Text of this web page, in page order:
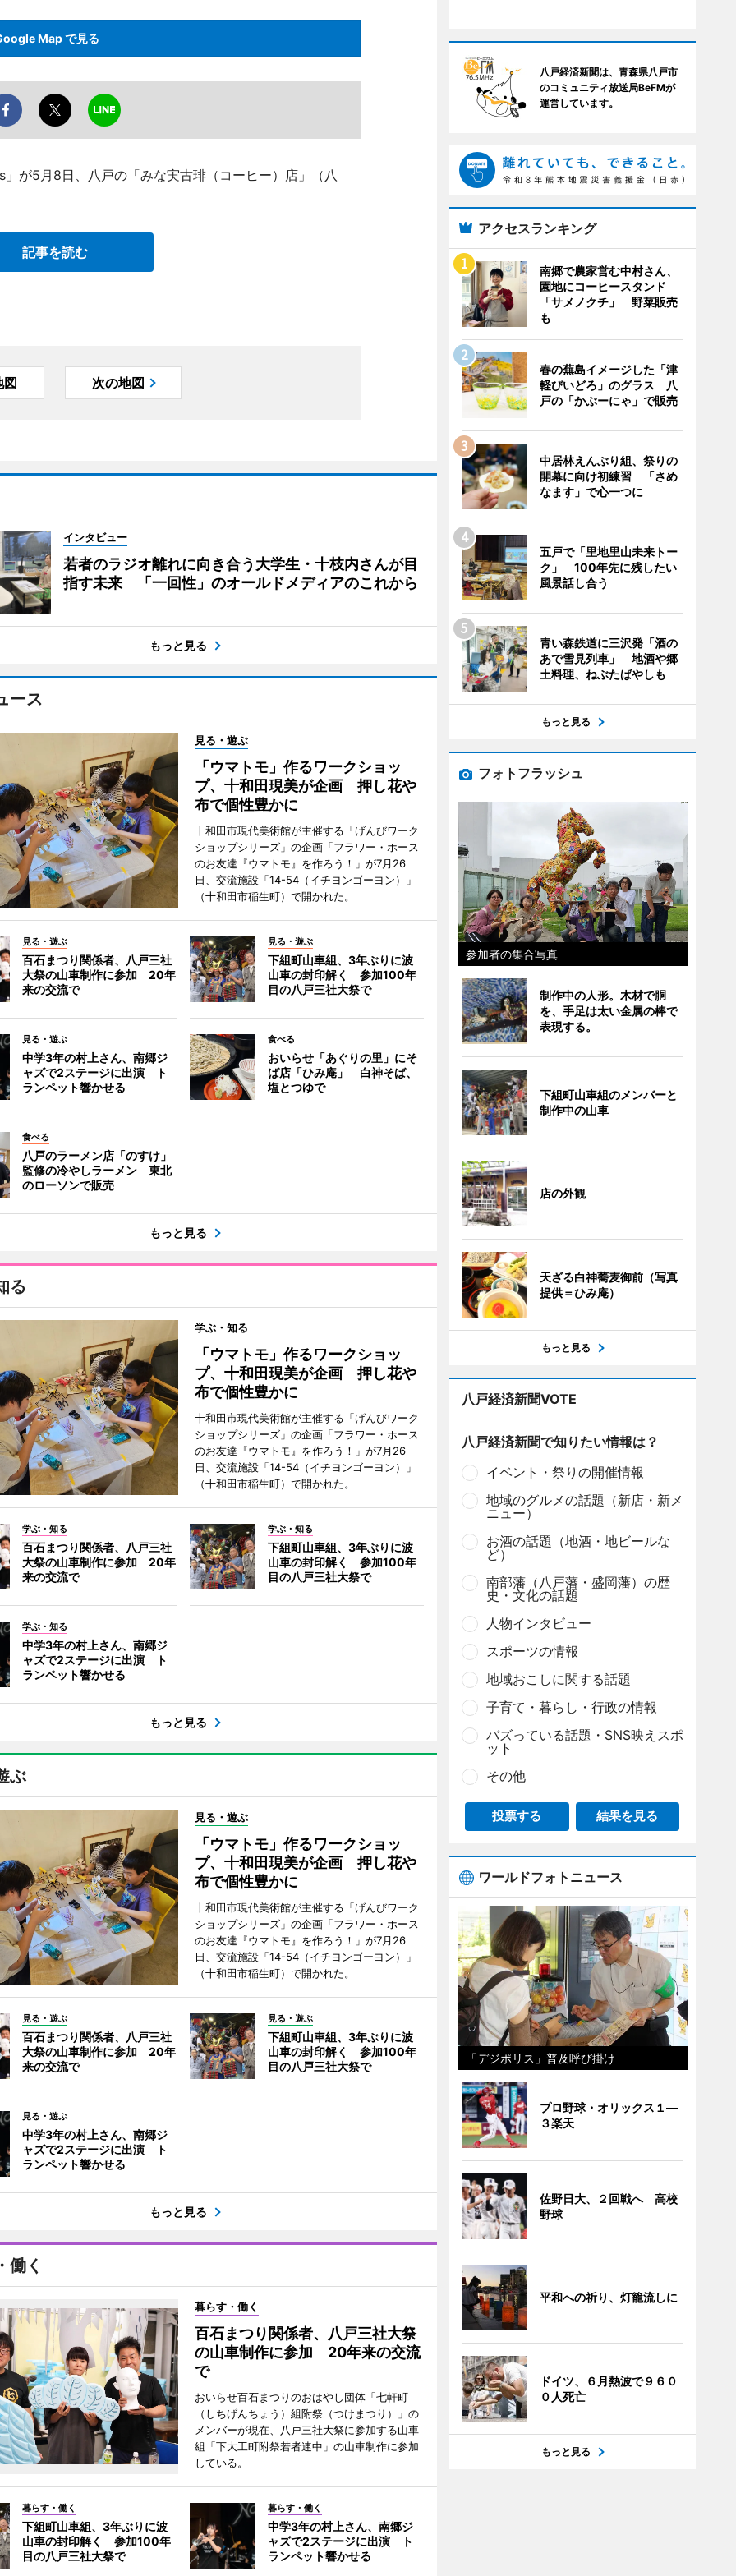
Map で見る
が5月8日、八戸の「みな実古琲（コーヒー）店」（八
記事を読む
図 次の地図
インタビュー
若者のラジオ離れに向き合う大学生・十枝内さんが目
指す未来 「一回性」のオールドメディアのこれから
もっと見る
ース
見る・遊ぶ
「ウマトモ」作るワークショッ
プ、十和田現美が企画 押し花や
布で個性豊かに
十和田市現代美術館が主催する「げんびワーク
ショップシリーズ」の企画「フラワー・ホース
のお友達『ウマトモ』を作ろう！」が7月26
日、交流施設「14-54（イチヨンゴーヨン）」
（十和田市稲生町）で開かれた。
見る・遊ぶ
百石まつり関係者、八戸三社
大祭の山車制作に参加 20年
来の交流で
見る・遊ぶ
下組町山車組、3年ぶりに波
山車の封印解く 参加100年
目の八戸三社大祭で
見る・遊ぶ
中学3年の村上さん、南郷ジ
ャズで2ステージに出演 ト
ランペット響かせる
食べる
おいらせ「あぐりの里」にそ
ば店「ひみ庵」 白神そば、
塩とつゆで
食べる
八戸のラーメン店「のすけ」
監修の冷やしラーメン 東北
のローソンで販売
もっと見る
る
学ぶ・知る
「ウマトモ」作るワークショッ
プ、十和田現美が企画 押し花や
布で個性豊かに
十和田市現代美術館が主催する「げんびワーク
ショップシリーズ」の企画「フラワー・ホース
のお友達『ウマトモ』を作ろう！」が7月26
日、交流施設「14-54（イチヨンゴーヨン）」
（十和田市稲生町）で開かれた。
学ぶ・知る
百石まつり関係者、八戸三社
大祭の山車制作に参加 20年
来の交流で
学ぶ・知る
下組町山車組、3年ぶりに波
山車の封印解く 参加100年
目の八戸三社大祭で
学ぶ・知る
中学3年の村上さん、南郷ジ
ャズで2ステージに出演 ト
ランペット響かせる
もっと見る
ぶ
見る・遊ぶ
「ウマトモ」作るワークショッ
プ、十和田現美が企画 押し花や
布で個性豊かに
十和田市現代美術館が主催する「げんびワーク
ショップシリーズ」の企画「フラワー・ホース
のお友達『ウマトモ』を作ろう！」が7月26
日、交流施設「14-54（イチヨンゴーヨン）」
（十和田市稲生町）で開かれた。
見る・遊ぶ
百石まつり関係者、八戸三社
大祭の山車制作に参加 20年
来の交流で
見る・遊ぶ
下組町山車組、3年ぶりに波
山車の封印解く 参加100年
目の八戸三社大祭で
見る・遊ぶ
中学3年の村上さん、南郷ジ
ャズで2ステージに出演 ト
ランペット響かせる
もっと見る
働く
暮らす・働く
百石まつり関係者、八戸三社大祭
の山車制作に参加 20年来の交流
で
おいらせ百石まつりのおはやし団体「七軒町
（しちげんちょう）組附祭（つけまつり）」の
メンバーが現在、八戸三社大祭に参加する山車
組「下大工町附祭若者連中」の山車制作に参加
している。
暮らす・働く
下組町山車組、3年ぶりに波
山車の封印解く 参加100年
目の八戸三社大祭で
暮らす・働く
中学3年の村上さん、南郷ジ
ャズで2ステージに出演 ト
ランペット響かせる
八戸経済新聞は、青森県八戸市
のコミュニティ放送局BeFMが
運営しています。
アクセスランキング
南郷で農家営む中村さん、
園地にコーヒースタンド
「サメノクチ」 野菜販売
も
春の蕪島イメージした「津
軽びいどろ」のグラス 八
戸の「かぶーにゃ」で販売
中居林えんぶり組、祭りの
開幕に向け初練習 「さめ
なます」で心一つに
五戸で「里地里山未来トー
ク」 100年先に残したい
風景話し合う
青い森鉄道に三沢発「酒の
あで雪見列車」 地酒や郷
土料理、ねぶたばやしも
もっと見る
フォトフラッシュ
参加者の集合写真
制作中の人形。木材で胴
を、手足は太い金属の棒で
表現する。
下組町山車組のメンバーと
制作中の山車
店の外観
天ざる白神蕎麦御前（写真
提供＝ひみ庵）
もっと見る
八戸経済新聞VOTE
八戸経済新聞で知りたい情報は？
イベント・祭りの開催情報
地域のグルメの話題（新店・新メ
ニュー）
お酒の話題（地酒・地ビールな
ど）
南部藩（八戸藩・盛岡藩）の歴
史・文化の話題
人物インタビュー
スポーツの情報
地域おこしに関する話題
子育て・暮らし・行政の情報
バズっている話題・SNS映えスポ
ット
その他
投票する 結果を見る
ワールドフォトニュース
「デジポリス」普及呼び掛け
プロ野球・オリックス１―
３楽天
佐野日大、２回戦へ 高校
野球
平和への祈り、灯籠流しに
ドイツ、６月熱波で９６０
０人死亡
もっと見る